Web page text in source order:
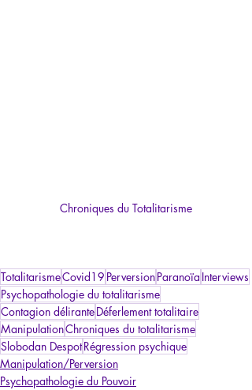
Chroniques du Totalitarisme
TotalitarismeCovid19 PerversionParanoïa Interviews
Psychopathologie du totalitarisme
Contagion déliranteDéferlement totalitaire
ManipulationChroniques du totalitarisme
Slobodan DespotRégression psychique
Manipulation/Perversion
Psychopathologie du Pouvoir